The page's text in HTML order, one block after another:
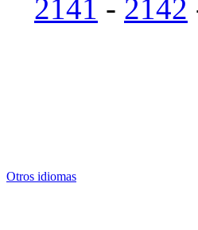
2141 - 2142
Otros idiomas